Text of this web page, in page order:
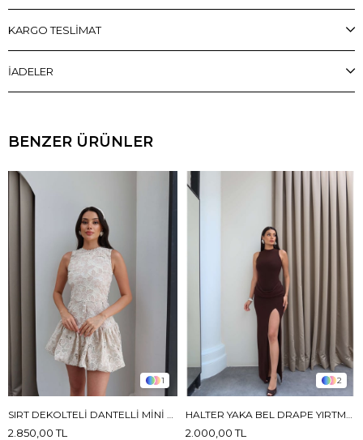
KARGO TESLİMAT
İADELER
BENZER ÜRÜNLER
1
2.850,00 TL
2
2.000,00 TL